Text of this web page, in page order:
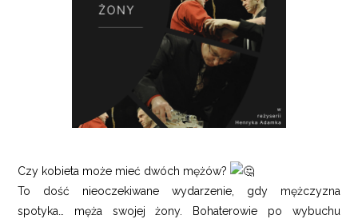
Czy kobieta może mieć dwóch mężów?
To dość nieoczekiwane wydarzenie, gdy mężczyzna
spotyka… męża swojej żony. Bohaterowie po wybuchu